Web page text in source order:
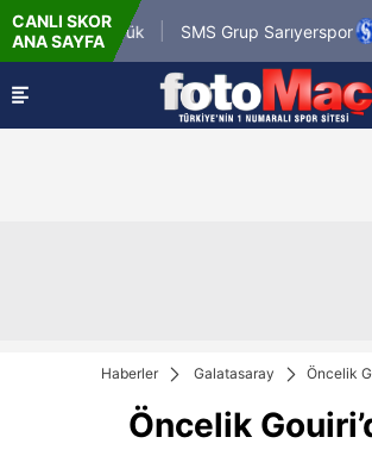
CANLI SKOR
ANA SAYFA
Karagümrük SMS Grup Sarıyerspor
Haberler Galatasaray Öncelik
Öncelik